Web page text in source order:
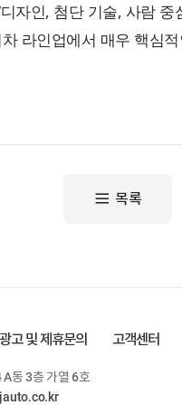
자인, 첨단 기술, 사람
라인업에서 매우 핵심
목록
광고 및 제휴문의 고객센터
동 3층 가열 6호